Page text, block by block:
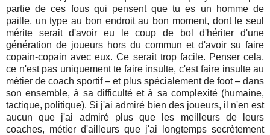
partie de ces fous qui pensent que tu es un homme de
paille, un type au bon endroit au bon moment, dont le seul
mérite serait d'avoir eu le coup de bol d'hériter d'une
génération de joueurs hors du commun et d'avoir su faire
copain-copain avec eux. Ce serait trop facile. Penser cela,
ce n'est pas uniquement te faire insulte, c'est faire insulte au
métier de coach sportif – et plus spécialement de foot – dans
son ensemble, à sa difficulté et à sa complexité (humaine,
tactique, politique). Si j'ai admiré bien des joueurs, il n'en est
aucun que j'ai admiré plus que les meilleurs de leurs
coaches, métier d'ailleurs que j'ai longtemps secrètement